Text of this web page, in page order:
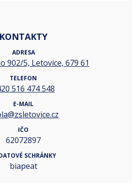
KONTAKTY
ADRESA
902/5, Letovice, 679 61
TELEFON
516 474 548
E-MAIL
IČO
62072897
SCHRÁNKY
biapeat